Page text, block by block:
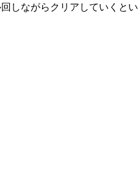
しながらクリアしていくとい